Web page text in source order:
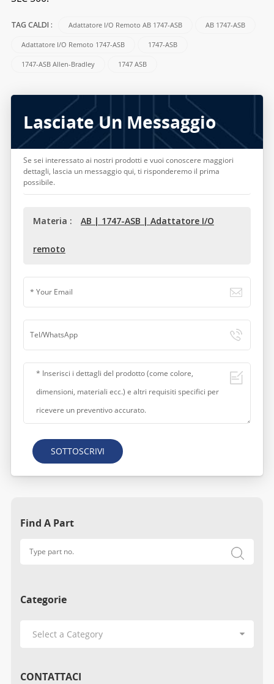
TAG CALDI : Adattatore I/O Remoto AB 1747-ASB AB 1747-ASB
Adattatore I/O Remoto 1747-ASB 1747-ASB
1747-ASB Allen-Bradley 1747 ASB
Lasciate Un Messaggio
Se sei interessato ai nostri prodotti e vuoi conoscere maggiori
dettagli, lascia un messaggio qui, ti risponderemo il prima
possibile.
Materia : AB | 1747-ASB | Adattatore I/O
remoto
SOTTOSCRIVI
Find A Part
Categorie
CONTATTACI